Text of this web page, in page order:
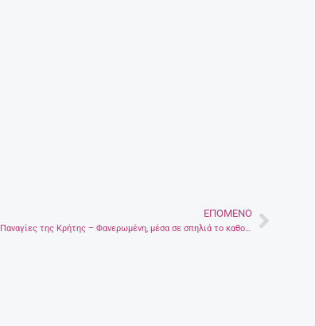
ΕΠΌΜΕΝΟ
Παναγίες της Κρήτης – Φανερωμένη, μέσα σε σπηλιά το καθολικό , δημοφιλές και σπουδαίο προσκύνημαNext